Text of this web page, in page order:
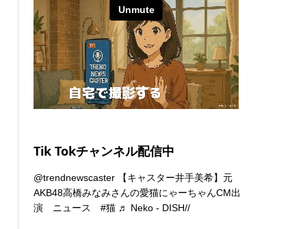
Tik Tokチャンネル配信中
@trendnewscaster 【キャスター井手美希】元
AKB48高橋みなみさんの愛猫にゃーちゃんCM出
演 ニュース#猫 ♬ Neko - DISH//